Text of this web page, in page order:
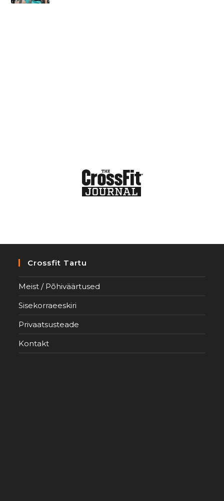
Crossfit Tartu
Meist / Põhiväärtused
Sisekorraeeskiri
Privaatsusteade
Kontakt